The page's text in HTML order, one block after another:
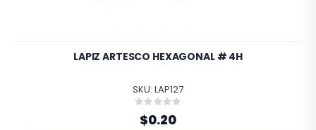
LAPIZ ARTESCO HEXAGONAL # 4H
SKU: LAP127
Rating:
0%
$0.20